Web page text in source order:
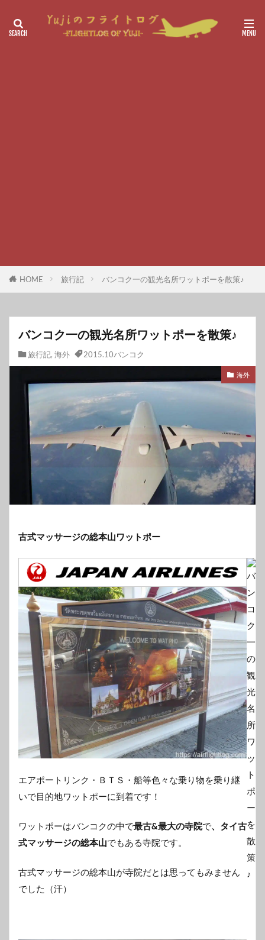
HOME 旅行記 バンコク一の観光名所ワットポーを散策♪
バンコク一の観光名所ワットポーを散策♪
旅行記, 海外 2015.10バンコク
海外
古式マッサージの総本山ワットポー
エアポートリンク・ＢＴＳ・船等色々な乗り物を乗り継
いで目的地ワットポーに到着です！
ワットポーはバンコクの中で最古&最大の寺院で、タイ古
式マッサージの総本山でもある寺院です。
古式マッサージの総本山が寺院だとは思ってもみません
でした（汗）